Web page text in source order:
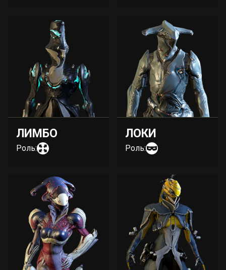
ЛИМБО
Роль:
ЛОКИ
Роль: